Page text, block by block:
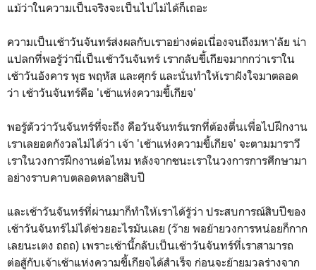
แม้ว่าในความเป็นจริงจะเป็นไปไม่ได้ก็เถอะ
ความเป็นเช้าวันจันทร์ส่งผลกับเราอย่างต่อเนื่องจนถึงมหา'ลัย น่า
แปลกที่พอรู้ว่านี่เป็นเช้าวันจันทร์ เรากลับขี้เกียจมากกว่าเราใน
เช้าวันอังคาร พุธ พฤหัส และศุกร์ และนั่นทำให้เราฝังใจมาตลอด
ว่า เช้าวันจันทร์คือ 'เช้าแห่งความขี้เกียจ'
พอรู้ตัวว่าวันจันทร์ที่จะถึง คือวันจันทร์แรกที่ต้องตื่นเพื่อไปฝึกงาน
เราเลยอดกังวลไม่ได้ว่า เจ้า 'เช้าแห่งความขี้เกียจ' จะตามมาราวี
เราในวงการฝึกงานต่อไหม หลังจากชนะเราในวงการการศึกษามา
อย่างราบคาบตลอดหลายสิบปี
และเช้าวันจันทร์ที่ผ่านมาก็ทำให้เราได้รู้ว่า ประสบการณ์สิบปีของ
เช้าวันจันทร์ไม่ได้ช่วยอะไรมันเลย (ว๊าย พอย้ายวงการหน่อยก็กาก
เลยนะเตง ถถถ) เพราะเช้านี้กลับเป็นเช้าวันจันทร์ที่เราสามารถ
ต่อสู้กับเจ้าเช้าแห่งความขี้เกียจได้สำเร็จ ก่อนจะย้ายมวลร่างจาก